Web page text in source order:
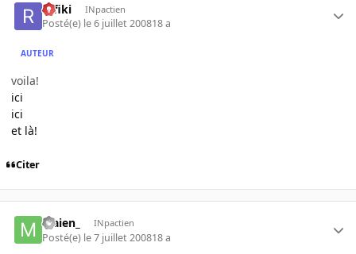
rafiki INpactien
Posté(e) le 6 juillet 200818 a
AUTEUR
voila!
ici
ici
et là!
Citer
Maien_ INpactien
Posté(e) le 7 juillet 200818 a